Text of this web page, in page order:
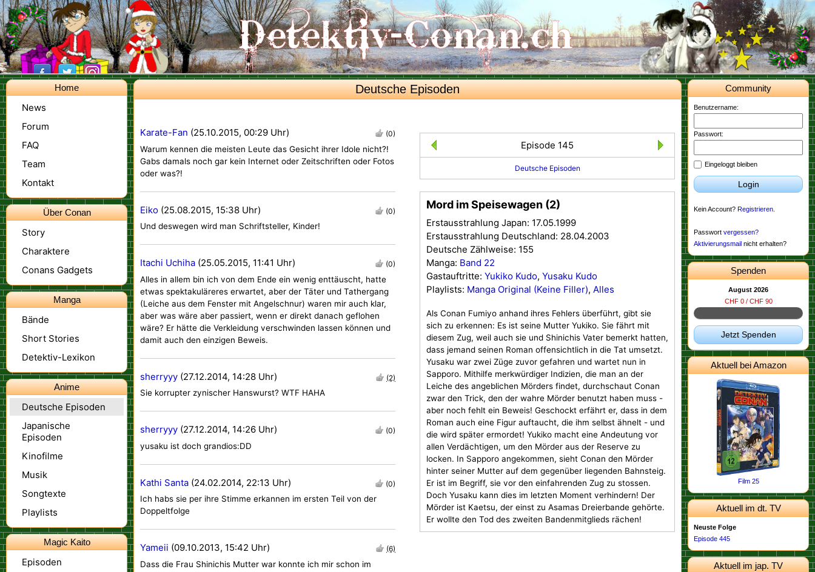
Home
News
Forum
FAQ
Team
Kontakt
Über Conan
Story
Charaktere
Conans Gadgets
Manga
Bände
Short Stories
Detektiv-Lexikon
Anime
Deutsche Episoden
Japanische
Episoden
Kinofilme
Musik
Songtexte
Playlists
Magic Kaito
Episoden
Community
Benutzername:
Passwort:
Eingeloggt bleiben
Login
Kein Account? Registrieren
Passwort vergessen?
Aktivierungsmail nicht erhalten?
Spenden
August 2026
CHF 0 / CHF 90
Jetzt Spenden
Aktuell bei Amazon
Film 25
Aktuell im dt. TV
Neuste Folge
Episode 445
Aktuell im jap. TV
Deutsche Episoden
Karate-Fan (25.10.2015, 00:29 Uhr) (0)
Warum kennen die meisten Leute das Gesicht ihrer Idole nicht?!
Gabs damals noch gar kein Internet oder Zeitschriften oder Fotos
oder was?!
Eiko (25.08.2015, 15:38 Uhr) (0)
Und deswegen wird man Schriftsteller, Kinder!
Itachi Uchiha (25.05.2015, 11:41 Uhr) (0)
Alles in allem bin ich von dem Ende ein wenig enttäuscht, hatte
etwas spektakuläreres erwartet, aber der Täter und Tathergang
(Leiche aus dem Fenster mit Angelschnur) waren mir auch klar,
aber was wäre aber passiert, wenn er direkt danach geflohen
wäre? Er hätte die Verkleidung verschwinden lassen können und
damit auch den einzigen Beweis.
sherryyy (27.12.2014, 14:28 Uhr) (2)
Sie korrupter zynischer Hanswurst? WTF HAHA
sherryyy (27.12.2014, 14:26 Uhr) (0)
yusaku ist doch grandios:DD
Kathi Santa (24.02.2014, 22:13 Uhr) (0)
Ich habs sie per ihre Stimme erkannen im ersten Teil von der
Doppeltfolge
Yameii (09.10.2013, 15:42 Uhr) (6)
Dass die Frau Shinichis Mutter war konnte ich mir schon im
Episode 145
Deutsche Episoden
Mord im Speisewagen (2)
Erstausstrahlung Japan: 17.05.1999
Erstausstrahlung Deutschland: 28.04.2003
Deutsche Zählweise: 155
Manga: Band 22
Gastauftritte: Yukiko Kudo, Yusaku Kudo
Playlists: Manga Original (Keine Filler), Alles
Als Conan Fumiyo anhand ihres Fehlers überführt, gibt sie
sich zu erkennen: Es ist seine Mutter Yukiko. Sie fährt mit
diesem Zug, weil auch sie und Shinichis Vater bemerkt hatten,
dass jemand seinen Roman offensichtlich in die Tat umsetzt.
Yusaku war zwei Züge zuvor gefahren und wartet nun in
Sapporo. Mithilfe merkwürdiger Indizien, die man an der
Leiche des angeblichen Mörders findet, durchschaut Conan
zwar den Trick, den der wahre Mörder benutzt haben muss -
aber noch fehlt ein Beweis! Geschockt erfährt er, dass in dem
Roman auch eine Figur auftaucht, die ihm selbst ähnelt - und
die wird später ermordet! Yukiko macht eine Andeutung vor
allen Verdächtigen, um den Mörder aus der Reserve zu
locken. In Sapporo angekommen, sieht Conan den Mörder
hinter seiner Mutter auf dem gegenüber liegenden Bahnsteig.
Er ist im Begriff, sie vor den einfahrenden Zug zu stossen.
Doch Yusaku kann dies im letzten Moment verhindern! Der
Mörder ist Kaetsu, der einst zu Asamas Dreierbande gehörte.
Er wollte den Tod des zweiten Bandenmitglieds rächen!